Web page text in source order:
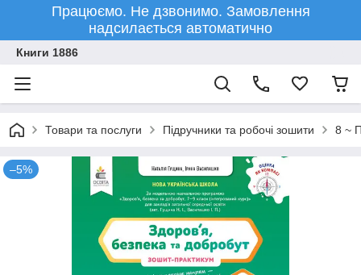
Працюємо. Не дзвонимо. Замовлення
надсилається автоматично
Книги 1886
Товари та послуги Підручники та робочі зошити 8 ~
–5%